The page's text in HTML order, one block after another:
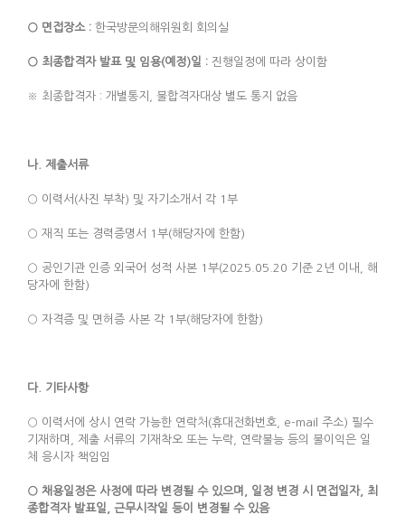
○ 면접장소 :한국방문의해위원회 회의실
○ 최종합격자 발표 및 임용(예정)일 :진행일정에 따라 상이함
※ 최종합격자 : 개별통지, 불합격자대상 별도 통지 없음
나. 제출서류
○ 이력서(사진 부착) 및 자기소개서 각 1부
○ 재직 또는 경력증명서 1부(해당자에 한함)
○ 공인기관 인증 외국어 성적 사본 1부(2025.05.20 기준 2년 이내, 해
당자에 한함)
○ 자격증 및 면허증 사본 각 1부(해당자에 한함)
다. 기타사항
○ 이력서에 상시 연락 가능한 연락처(휴대전화번호, e-mail 주소) 필수
기재하며, 제출 서류의 기재착오 또는 누락, 연락불능 등의 불이익은 일
체 응시자 책임임
○ 채용일정은 사정에 따라 변경될 수 있으며, 일정 변경 시 면접일자, 최
종합격자 발표일, 근무시작일 등이 변경될 수 있음